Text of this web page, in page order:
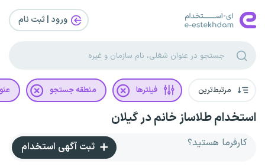
ورود | ثبت‌ نام
مرتبط‌ترین فیلترها منطقه جستجو
استخدام طلاساز خانم در گیلان
کارفرما هستید؟ ثبت آگهی استخدام